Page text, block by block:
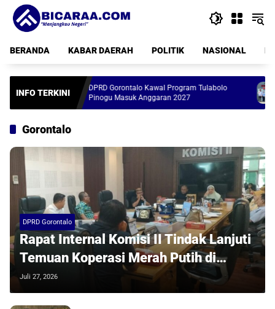
Langsung
konten
BERANDA
KABAR DAERAH POLITIK NASIONAL
INFO TERKINIDPRD Gorontalo Kawal Program Tulabolo
Pinogu Masuk Anggaran 2027
Gerai
Gorontalo
DPRD Gorontalo
Rapat Internal Komisi II Tindak Lanjuti
Temuan Koperasi Merah Putih di
Gorontalo
Juli 27, 2026